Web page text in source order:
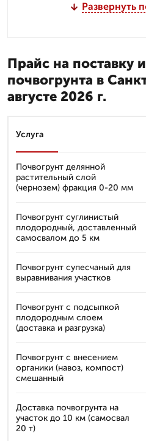
Развернуть
Прайс на поставку
почвогрунта в
августе 2026 г.
Услуга
Почвогрунт делянной
растительный слой
(чернозем) фракция 0-20 мм
Почвогрунт суглинистый
плодородный, доставленный
самосвалом до 5 км
Почвогрунт супесчаный для
выравнивания участков
Почвогрунт с подсыпкой
плодородным слоем
(доставка и разгрузка)
Почвогрунт с внесением
органики (навоз, компост)
смешанный
Доставка почвогрунта на
участок до 10 км (самосвал
20 т)